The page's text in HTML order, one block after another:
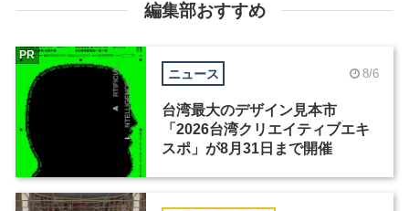
編集部おすすめ
ニュース 8/6
台湾最大のデザイン見本市
「2026台湾クリエイティブエキ
スポ」が8月31日まで開催
PR